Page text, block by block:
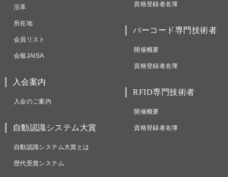
沿革
所在地
会員リスト
会報JAISA
入会案内
入会のご案内
自動認識システム大賞
自動認識システム大賞とは
歴代受賞システム
資格登録者名簿
バーコード専門技術者
開催概要
資格登録者名簿
RFID専門技術者
開催概要
資格登録者名簿